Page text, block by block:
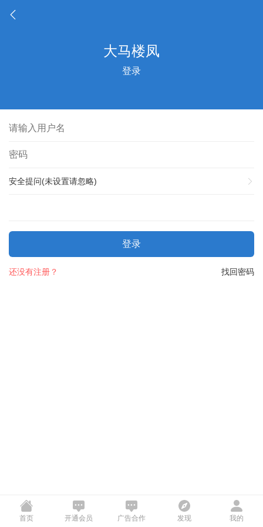
登录
安全提问(未设置请忽略)
登录
找回密码
还没有注册？
首页 开通会员 广告合作 发现 我的